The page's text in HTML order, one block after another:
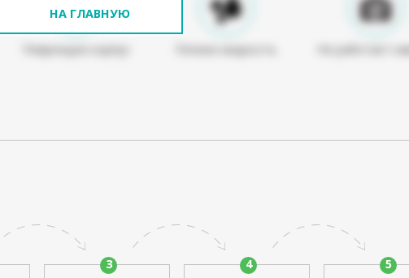
НА ГЛАВНУЮ
Поврежден корпус Попала жидкость Не работает
3 4 5